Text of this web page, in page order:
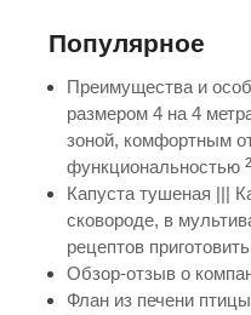
Популярное
Преимущества и
размером 4 на 4
зоной, комфортным
функциональностью
Капуста тушеная |||
сковороде, в
рецептов
Обзор-отзыв о
Флан из печени